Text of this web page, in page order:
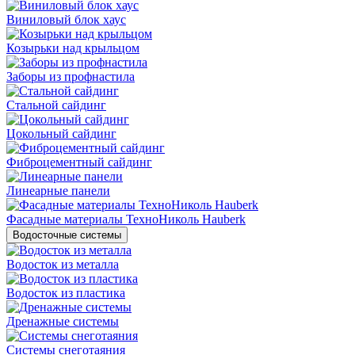
Виниловый блок хаус
Козырьки над крыльцом
Заборы из профнастила
Стальной сайдинг
Цокольный сайдинг
Фиброцементный сайдинг
Линеарные панели
Фасадные материалы ТехноНиколь Hauberk
Водосточные системы
Водосток из металла
Водосток из пластика
Дренажные системы
Системы снеготаяния